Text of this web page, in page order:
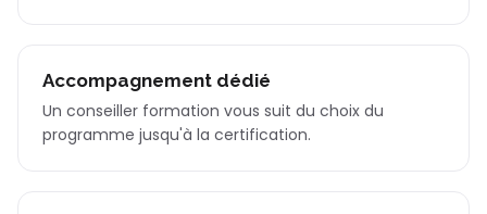
Accompagnement dédié
Un conseiller formation vous suit du choix du
programme jusqu'à la certification.